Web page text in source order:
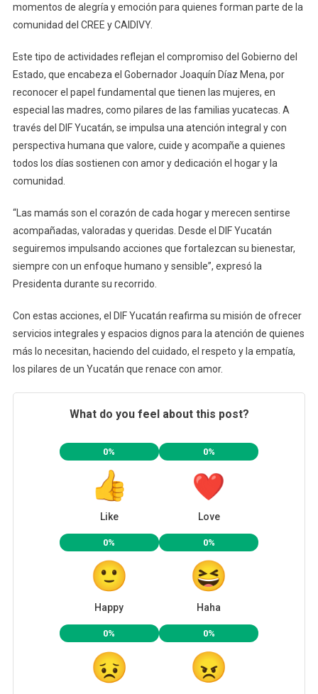
momentos de alegría y emoción para quienes forman parte de la
comunidad del CREE y CAIDIVY.
Este tipo de actividades reflejan el compromiso del Gobierno del
Estado, que encabeza el Gobernador Joaquín Díaz Mena, por
reconocer el papel fundamental que tienen las mujeres, en
especial las madres, como pilares de las familias yucatecas. A
través del DIF Yucatán, se impulsa una atención integral y con
perspectiva humana que valore, cuide y acompañe a quienes
todos los días sostienen con amor y dedicación el hogar y la
comunidad.
“Las mamás son el corazón de cada hogar y merecen sentirse
acompañadas, valoradas y queridas. Desde el DIF Yucatán
seguiremos impulsando acciones que fortalezcan su bienestar,
siempre con un enfoque humano y sensible”, expresó la
Presidenta durante su recorrido.
Con estas acciones, el DIF Yucatán reafirma su misión de ofrecer
servicios integrales y espacios dignos para la atención de quienes
más lo necesitan, haciendo del cuidado, el respeto y la empatía,
los pilares de un Yucatán que renace con amor.
What do you feel about this post?
0%
Like
0%
Love
0%
Happy
0%
Haha
0% 0%